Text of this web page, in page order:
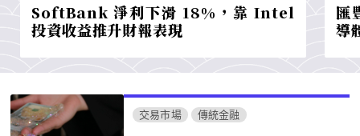
SoftBank 淨利下滑 18%，靠 Intel
投資收益推升財報表現
匯
導
交易市場 傳統金融